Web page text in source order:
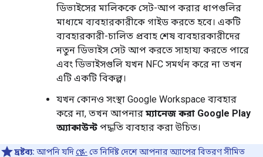
ডিভাইসের মালিককে সেট-আপ করার ধাপগুলির
মাধ্যমে ব্যবহারকারীকে গাইড করতে হবে। একটি
ব্যবহারকারী-চালিত প্রবাহ শেষ ব্যবহারকারীদের
নতুন ডিভাইস সেট আপ করতে সাহায্য করতে পারে
এবং ডিভাইসগুলি যখন NFC সমর্থন করে না তখন
এটি একটি বিকল্প।
যখন কোনও সংস্থা Google Workspace ব্যবহার
করে না, তখন আপনার ম্যানেজ করা Google Play
অ্যাকাউন্ট পদ্ধতি ব্যবহার করা উচিত।
দ্রষ্টব্য: আপনি যদিপ্লে- তে নির্দিষ্ট দেশে আপনার অ্যাপের বিতরণ সীমিত